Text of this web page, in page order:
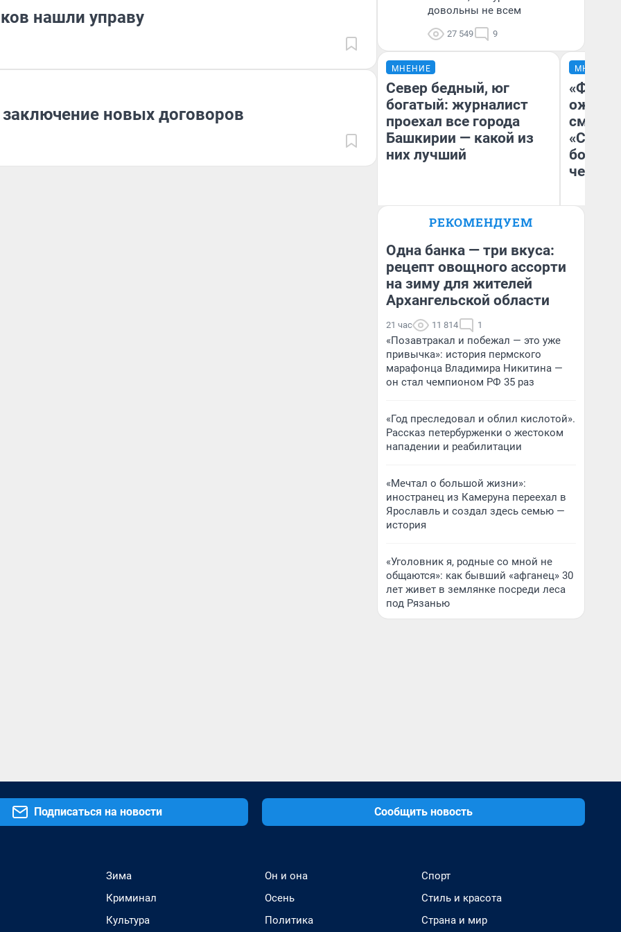
нашли управу
новых договоров
довольны не всем
27 549 9
МНЕНИЕ
Север бедный, юг
богатый: журналист
проехал все города
Башкирии — какой из
них лучший
Андрей Бирюков
МНЕНИЕ
РЕКОМЕНДУЕМ
Одна банка — три вкуса:
рецепт овощного ассорти
на зиму для жителей
Архангельской области
21 час 11 814 1
«Позавтракал и побежал — это уже
привычка»: история пермского
марафонца Владимира Никитина —
он стал чемпионом РФ 35 раз
«Год преследовал и облил кислотой».
Рассказ петербурженки о жестоком
нападении и реабилитации
«Мечтал о большой жизни»:
иностранец из Камеруна переехал в
Ярославль и создал здесь семью —
история
«Уголовник я, родные со мной не
общаются»: как бывший «афганец» 30
лет живет в землянке посреди леса
под Рязанью
Подписаться на новости Сообщить новость
Зима
Криминал
Культура
Он и она
Осень
Политика
Спорт
Стиль и красота
Страна и мир